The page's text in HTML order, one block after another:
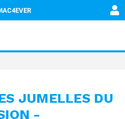
JUMELLES DU
-